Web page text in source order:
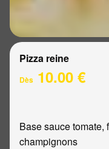
Pizza reine
Dès 10.00 €
Base sauce tomate,
champignons